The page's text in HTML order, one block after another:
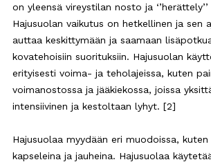
on yleensä vireystilan nosto ja
Hajusuolan vaikutus on hetkellinen ja sen
auttaa keskittymään ja saamaan
kovatehoisiin suorituksiin. Hajusuolan
erityisesti voima- ja teholajeissa, kuten
voimanostossa ja jääkiekossa, joissa
intensiivinen ja kestoltaan lyhyt. [2]
Hajusuolaa myydään eri muodoissa, kuten
kapseleina ja jauheina. Hajusuolaa